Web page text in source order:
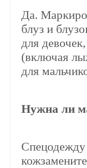
Да.
блуз и
для
(включая
для
Нужна ли
Спецодежду